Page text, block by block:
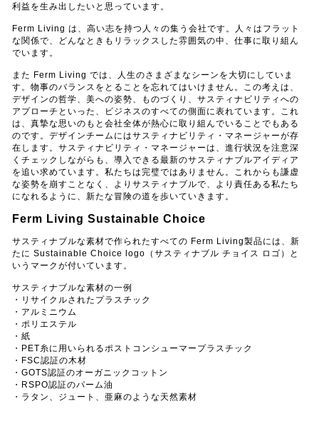
利益を生み出したいと思っています。
Ferm Living は、高い志を持つ人々の集う会社です。人々はフラット
な関係で、どんなときもリラックスした雰囲気の中、仕事に取り組ん
でいます。
また Ferm Living では、人生のさまざまなシーンを大切にしていま
す。物事のバランスをとることを忘れてはいけません。この考えは、
デザインの哲学、美への姿勢、ものづくり、サスティナビリティへの
アプローチといった、ビジネスのすべての側面に表れています。これ
は、真摯な思いのもと会社全体が熱心に取り組んでいることでもある
のです。デザインチームにはサスティナビリティ・マネージャーが存
在します。サスティナビリティ・マネージャーは、進行状況を注意深
くチェックしながらも、導入できる最新のサスティナブルアイディア
を追い求めています。私たちは完璧ではありません。これからも謙虚
な姿勢を崩すことなく、よりサスティナブルで、より責任ある私たち
になれるように、新たな冒険の道を歩いていきます。
Ferm Living Sustainable Choice
サスティナブルな素材で作られたすべての Ferm Living製品には、新
たに Sustainable Choice logo（サスティナブル チョイス ロゴ）と
いうマークが付いています。
サスティナブルな素材の一例
・リサイクルされたプラスチック
・アルミニウム
・ポリエステル
・紙
・PET糸に用いられるポストコンシューマープラスチック
・FSC認証の木材
・GOTS認証のオーガニックコットン
・RSPO認証のパーム油
・ラタン、ジュート、亜麻のような天然素材